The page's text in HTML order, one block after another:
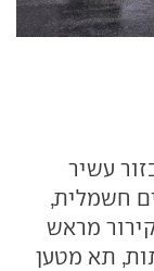
חשמלית,
מראש
תא מטען